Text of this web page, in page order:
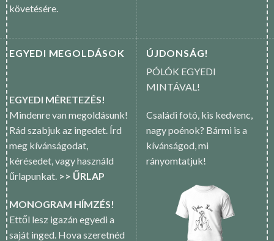
követésére.
EGYEDI MEGOLDÁSOK
EGYEDI MÉRETEZÉS!
Mindenre van megoldásunk!
Rád szabjuk az ingedet. Írd
meg kívánságodat,
kérésedet, vagy használd
űrlapunkat. >> ŰRLAP
MONOGRAM HÍMZÉS!
Ettől lesz igazán egyedi a
saját inged. Hova szeretnéd
ÚJDONSÁG!
PÓLÓK EGYEDI
MINTÁVAL!
Családi fotó, kis kedvenc,
nagy poénok? Bármi is a
kívánságod, mi
rányomtatjuk!